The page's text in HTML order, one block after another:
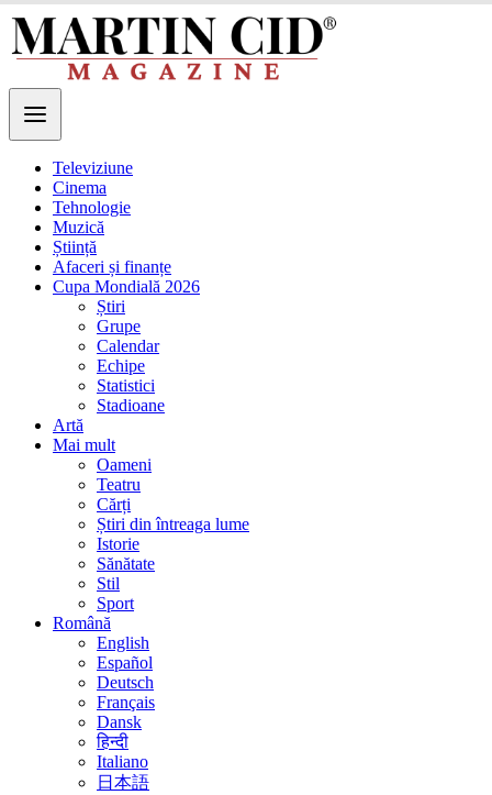
Televiziune
Cinema
Tehnologie
Muzică
Știință
Afaceri și finanțe
Cupa Mondială 2026
Știri
Grupe
Calendar
Echipe
Statistici
Stadioane
Artă
Mai mult
Oameni
Teatru
Cărți
Știri din întreaga lume
Istorie
Sănătate
Stil
Sport
Română
English
Español
Deutsch
Français
Dansk
हिन्दी
Italiano
日本語